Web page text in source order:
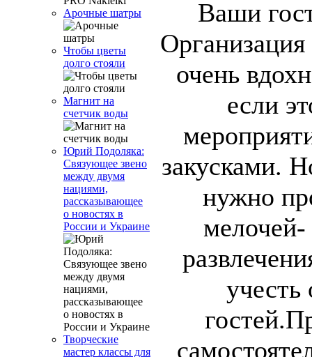
Арочные шатры
Чтобы цветы
долго стояли
Магнит на
счетчик воды
Юрий Подоляка:
Связующее звено
между двумя
нациями,
рассказывающее
о новостях в
России и Украине
Творческие
мастер классы для
очень
если
закусками.
нужно
мелочей-
учесть